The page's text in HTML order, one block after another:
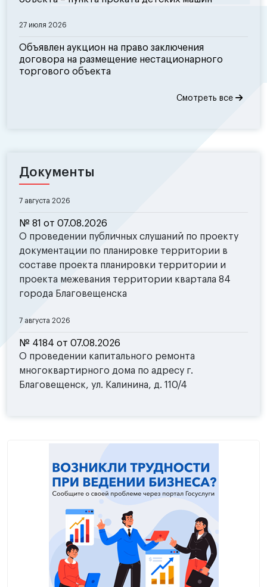
27 июля 2026
Объявлен аукцион на право заключения
договора на размещение нестационарного
торгового объекта
Смотреть все
Документы
7 августа 2026
№ 81 от 07.08.2026
О проведении публичных слушаний по проекту
документации по планировке территории в
составе проекта планировки территории и
проекта межевания территории квартала 84
города Благовещенска
7 августа 2026
№ 4184 от 07.08.2026
О проведении капитального ремонта
многоквартирного дома по адресу г.
Благовещенск, ул. Калинина, д. 110/4